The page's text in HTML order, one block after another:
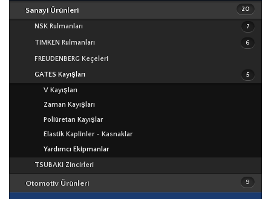
20
Sanayi Ürünleri
7
NSK Rulmanları
Lineer Üniteler
Vidalı Miller
6
TIMKEN Rulmanları
Eksenel Rulmanlar
Kaplinler
Bakım Ekipmanları
FREUDENBERG Keçeleri
5
GATES Kayışları
V Kayışları
Zaman Kayışları
Poliüretan Kayışlar
Elastik Kaplinler - Kasnaklar
Yardımcı Ekipmanlar
TSUBAKI Zincirleri
9
Otomotiv Ürünleri
NSK Rulmanları
TIMKEN Rulmanları
ECOPARTS Rulmanları
OPTIBELT Kayışları
AA TOP Kayışları
ECOPARTS Kayışları
ECOPARTS Yedek Parça
WASSERFALL Yedek Parça
WASSERFALL Oto Bakım Ürünleri
NSK
TIMKEN
ECOPARTS
TSUBAKI
OPTIBELT